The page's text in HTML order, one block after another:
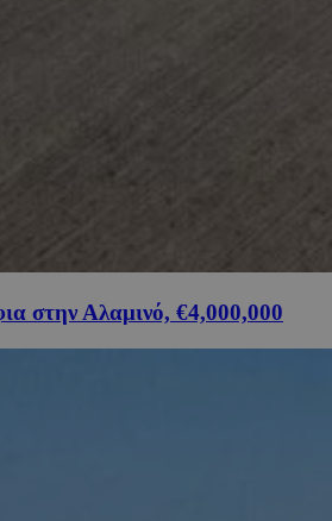
στην Αλαμινό, €4,000,000